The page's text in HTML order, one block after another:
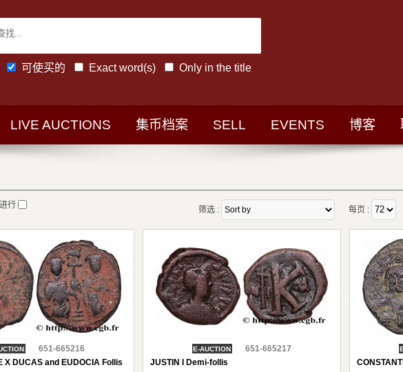
可使买的 Exact word(s) Only in the title
LIVE AUCTIONS 集币档案 SELL EVENTS 博客
行 筛选 : 每页 :
651-665216
X DUCAS and EUDOCIA Follis
E-AUCTION
651-665217
JUSTIN I Demi-follis